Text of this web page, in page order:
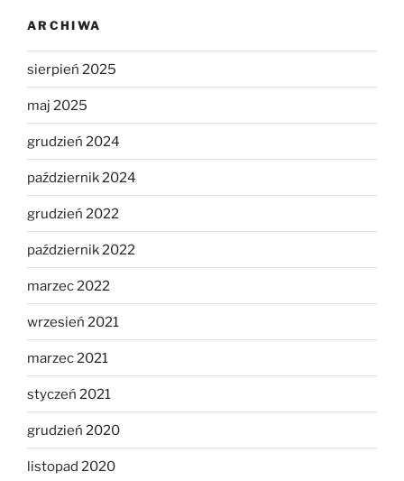
ARCHIWA
sierpień 2025
maj 2025
grudzień 2024
październik 2024
grudzień 2022
październik 2022
marzec 2022
wrzesień 2021
marzec 2021
styczeń 2021
grudzień 2020
listopad 2020